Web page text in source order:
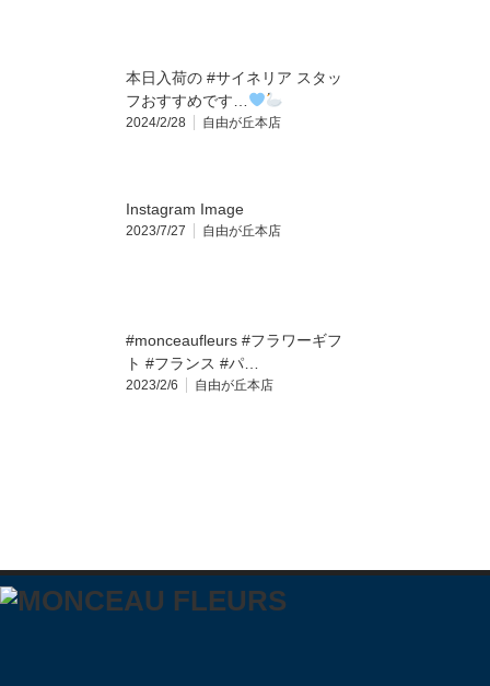
本日入荷の #サイネリア スタッ
フおすすめです…
2024/2/28 自由が丘本店
Instagram Image
2023/7/27 自由が丘本店
#monceaufleurs #フラワーギフ
ト #フランス #パ…
2023/2/6 自由が丘本店